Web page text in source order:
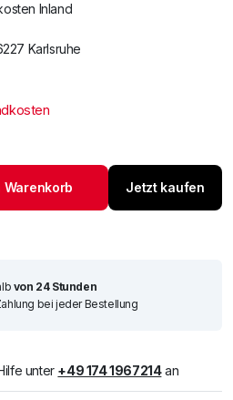
Inland
Karlsruhe
Warenkorb Jetzt kaufen
von 24 Stunden
bei jeder Bestellung
unter +49 174 1967214an